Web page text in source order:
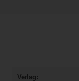
Verlag